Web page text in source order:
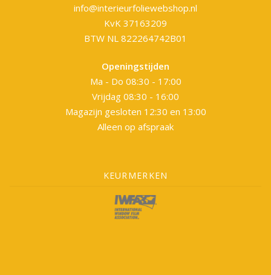
info@interieurfoliewebshop.nl
KvK 37163209
BTW NL 822264742B01
Openingstijden
Ma - Do 08:30 - 17:00
Vrijdag 08:30 - 16:00
Magazijn gesloten 12:30 en 13:00
Alleen op afspraak
KEURMERKEN